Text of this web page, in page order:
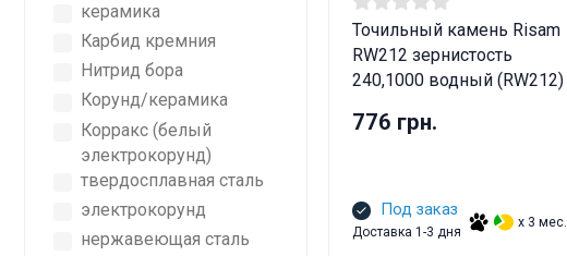
керамика
Карбид кремния
Нитрид бора
Корунд/керамика
Корракс (белый
электрокорунд)
твердосплавная сталь
электрокорунд
нержавеющая сталь
Точильный камень Risam
RW212 зернистость
240,1000 водный (RW212)
776 грн.
Под заказ
Доставка 1-3 дня
x 3 мес.